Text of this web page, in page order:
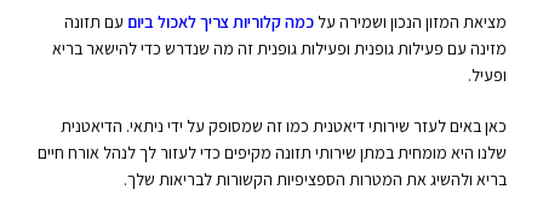
מציאת המזון הנכון ושמירה על כמה קלוריות צריך לאכול ביום עם תזונה
מזינה עם פעילות גופנית ופעילות גופנית זה מה שנדרש כדי להישאר בריא
ופעיל.
כאן באים לעזר שירותי דיאטנית כמו זה שמסופק על ידי ניתאי. הדיאטנית
שלנו היא מומחית במתן שירותי תזונה מקיפים כדי לעזור לך לנהל אורח חיים
בריא ולהשיג את המטרות הספציפיות הקשורות לבריאות שלך.